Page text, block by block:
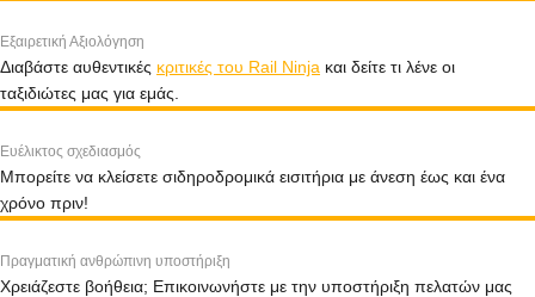
Εξαιρετική Αξιολόγηση
Διαβάστε αυθεντικές κριτικές του Rail Ninja και δείτε τι λένε οι
ταξιδιώτες μας για εμάς.
Ευέλικτος σχεδιασμός
Μπορείτε να κλείσετε σιδηροδρομικά εισιτήρια με άνεση έως και ένα
χρόνο πριν!
Πραγματική ανθρώπινη υποστήριξη
Χρειάζεστε βοήθεια; Επικοινωνήστε με την υποστήριξη πελατών μας